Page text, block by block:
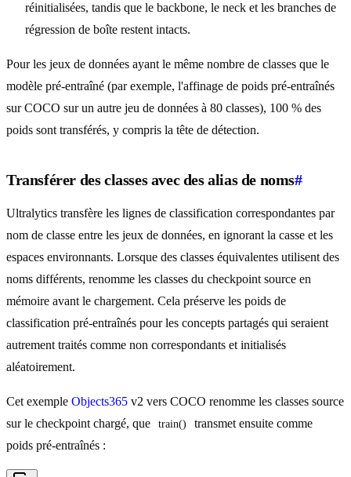
réinitialisées, tandis que le backbone, le neck et les branches de
régression de boîte restent intacts.
Pour les jeux de données ayant le même nombre de classes que le
modèle pré-entraîné (par exemple, l'affinage de poids pré-entraînés
sur COCO sur un autre jeu de données à 80 classes), 100 % des
poids sont transférés, y compris la tête de détection.
Transférer des classes avec des alias de noms#
Ultralytics transfère les lignes de classification correspondantes par
nom de classe entre les jeux de données, en ignorant la casse et les
espaces environnants. Lorsque des classes équivalentes utilisent des
noms différents, renomme les classes du checkpoint source en
mémoire avant le chargement. Cela préserve les poids de
classification pré-entraînés pour les concepts partagés qui seraient
autrement traités comme non correspondants et initialisés
aléatoirement.
Cet exemple Objects365 v2 vers COCO renomme les classes source
sur le checkpoint chargé, que
train()
transmet ensuite comme
poids pré-entraînés :